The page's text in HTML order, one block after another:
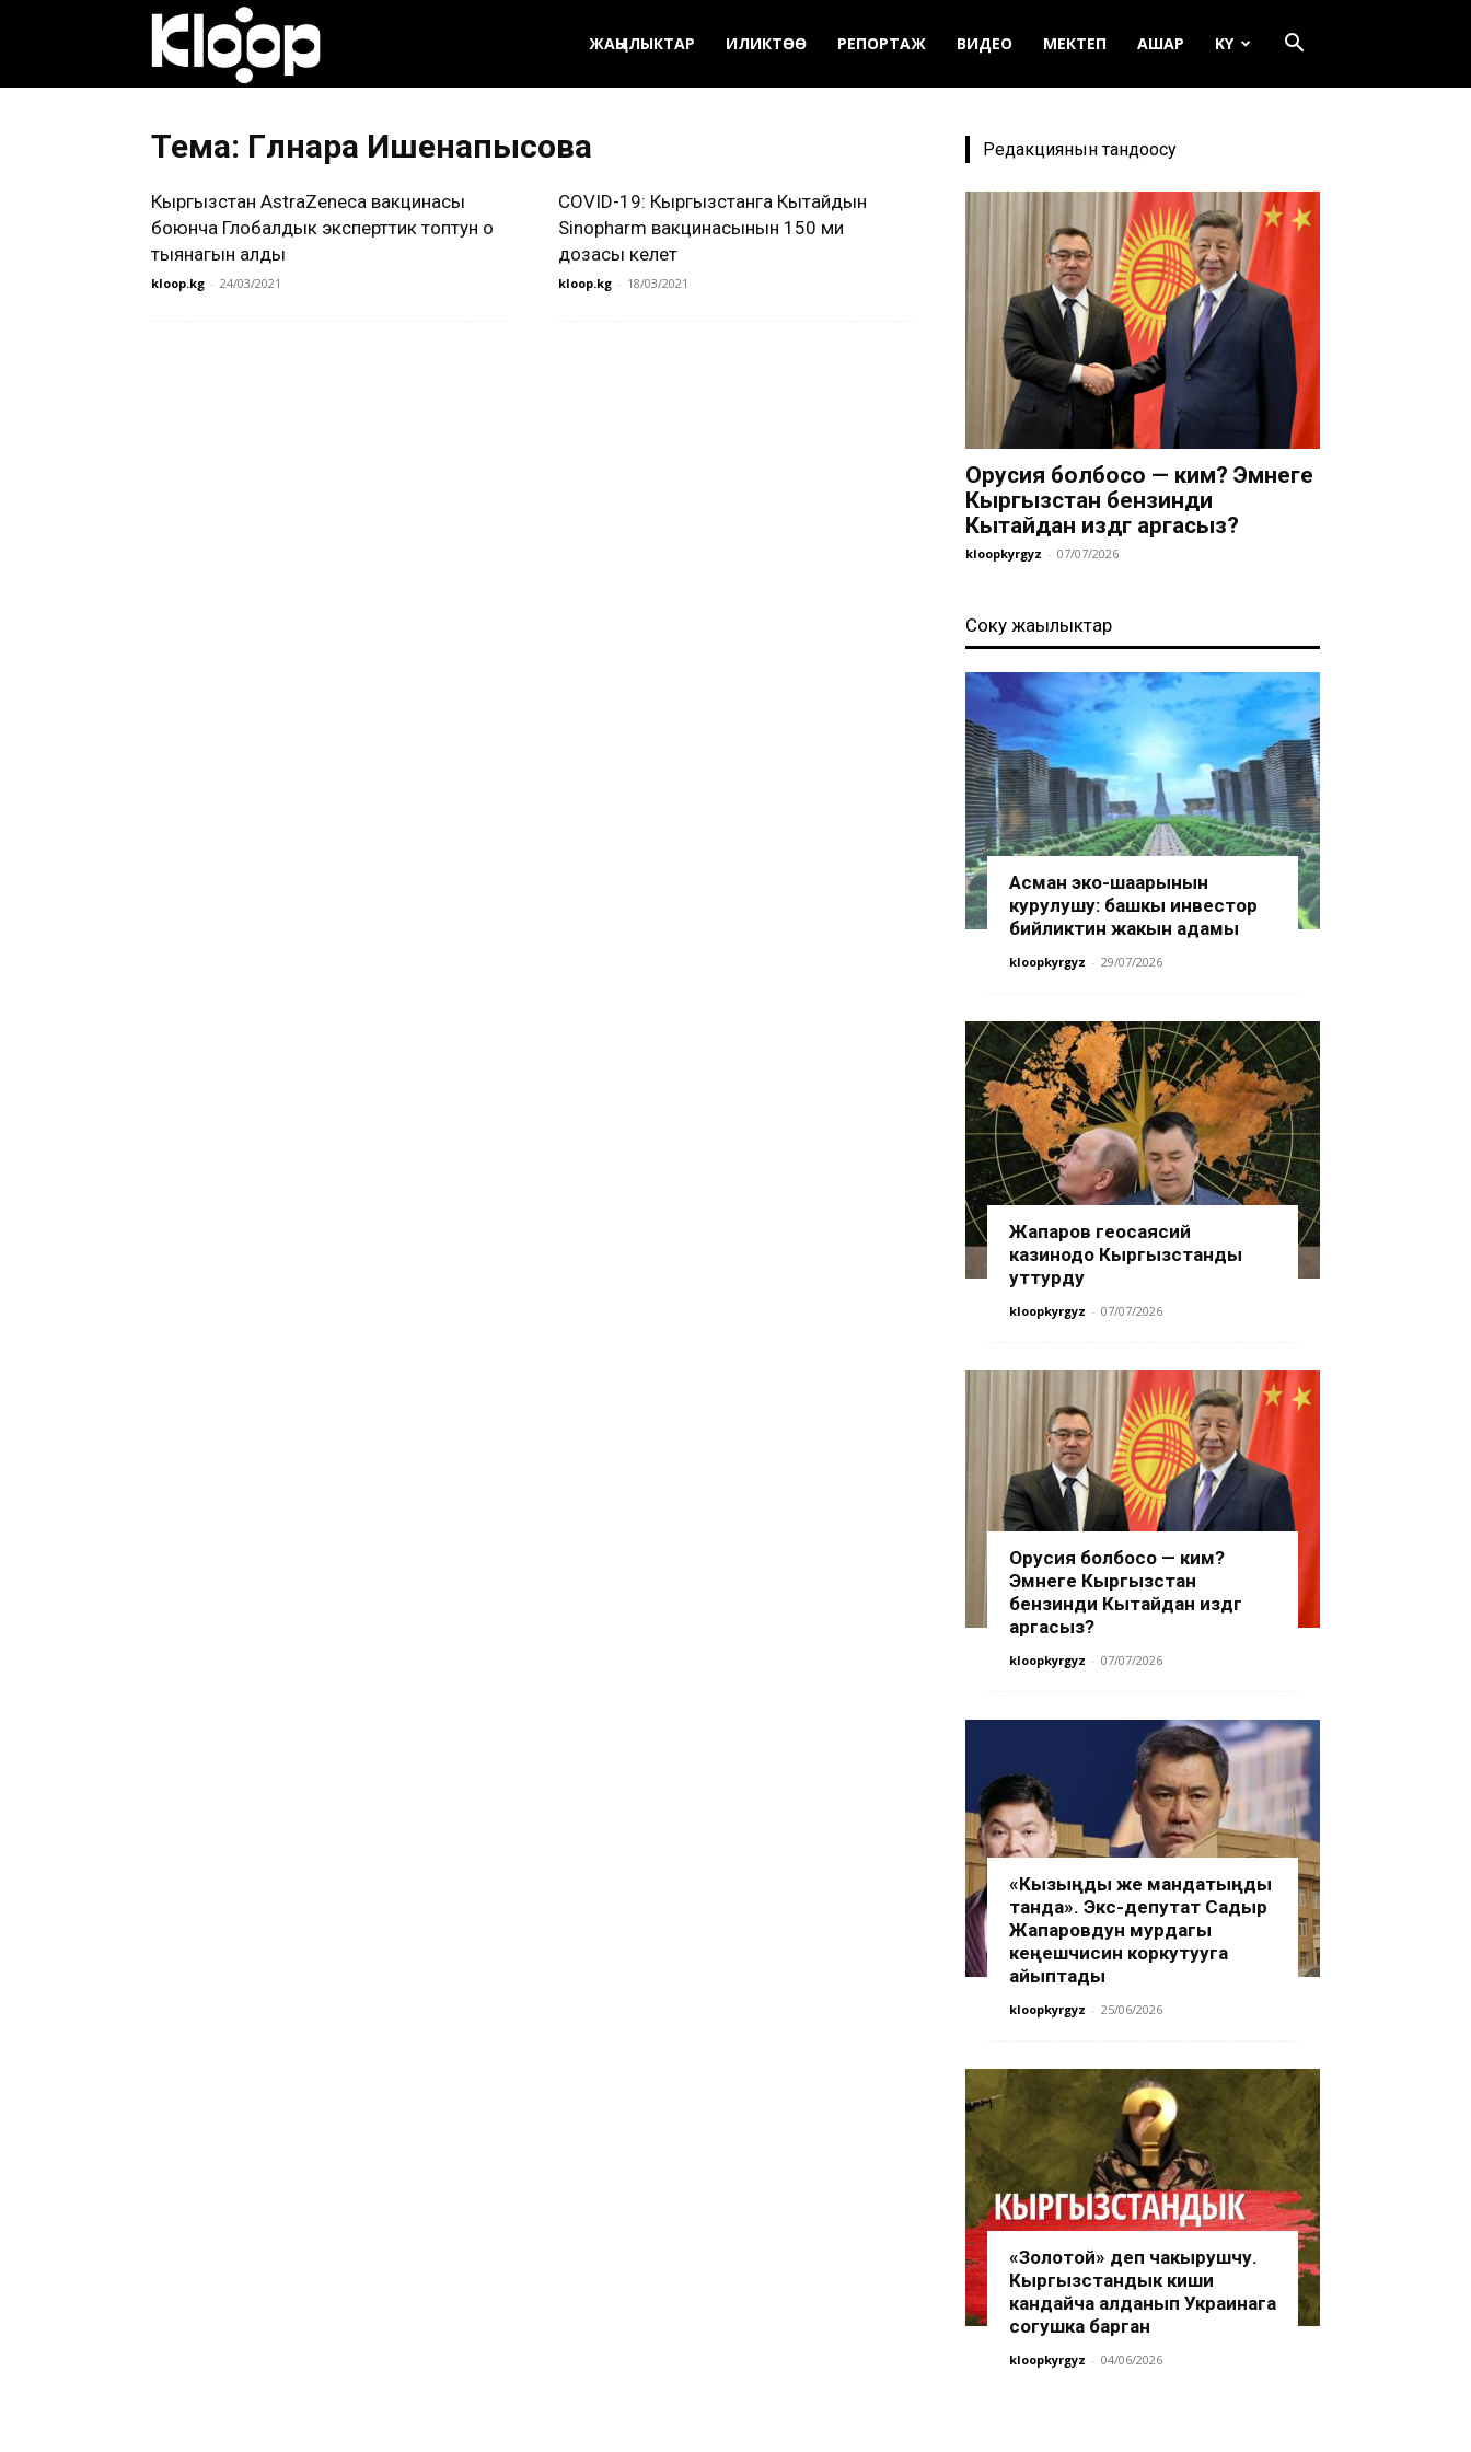
кыргызча
ЖАҢЫЛЫКТАР ИЛИКТӨӨ РЕПОРТАЖ ВИДЕО МЕКТЕП АШАР KY
Тема: Гүлнара Ишенапысова
Кыргызстан AstraZeneca вакцинасы
боюнча Глобалдык эксперттик топтун оң
тыянагын алды
kloop.kg - 24/03/2021
COVID-19: Кыргызстанга Кытайдын
Sinopharm вакцинасынын 150 миң
дозасы келет
kloop.kg - 18/03/2021
Редакциянын тандоосу
Орусия болбосо — ким? Эмнеге
Кыргызстан бензинди
Кытайдан издөөгө аргасыз?
kloopkyrgyz - 07/07/2026
Соңку жаңылыктар
Асман эко-шаарынын
курулушу: башкы инвестор
бийликтин жакын адамы
kloopkyrgyz - 29/07/2026
Жапаров геосаясий
казинодо Кыргызстанды
уттурду
kloopkyrgyz - 07/07/2026
Орусия болбосо — ким?
Эмнеге Кыргызстан
бензинди Кытайдан издөөгө
аргасыз?
kloopkyrgyz - 07/07/2026
«Кызыңды же мандатыңды
танда». Экс-депутат Садыр
Жапаровдун мурдагы
кеңешчисин коркутууга
айыптады
kloopkyrgyz - 25/06/2026
«Золотой» деп чакырушчу.
Кыргызстандык киши
кандайча алданып Украинага
согушка барган
kloopkyrgyz - 04/06/2026